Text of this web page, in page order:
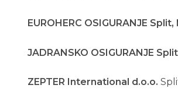
EUROHERC OSIGURANJE
JADRANSKO OSIGURANJE
ZEPTER International d.o.o.